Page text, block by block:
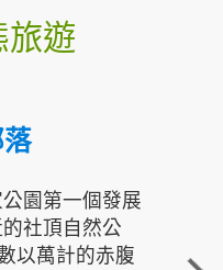
旅遊
園第一個發展
社頂自然公
以萬計的赤腹
重